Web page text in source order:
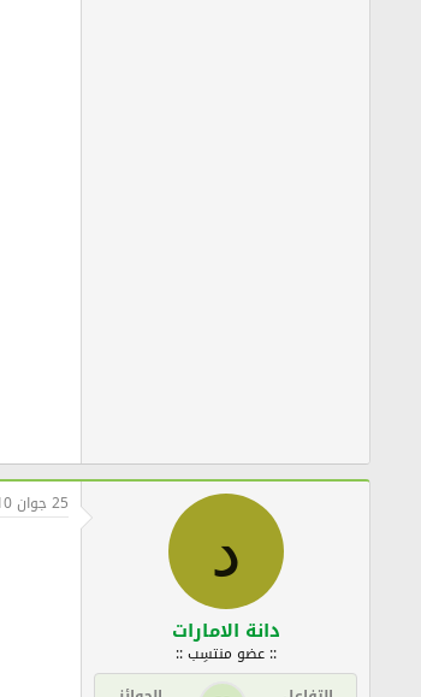
د
دانة الامارات
:: عضو منتسِب ::
25 جوان 2010